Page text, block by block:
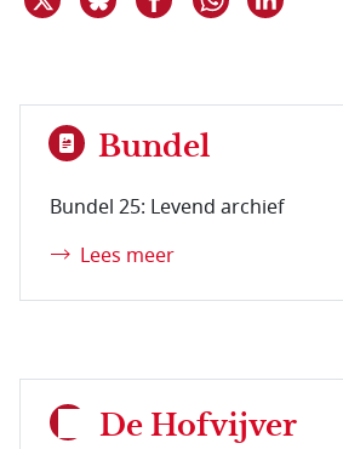
Bundel
Bundel 25: Levend archief
Lees meer
De Hofvijver